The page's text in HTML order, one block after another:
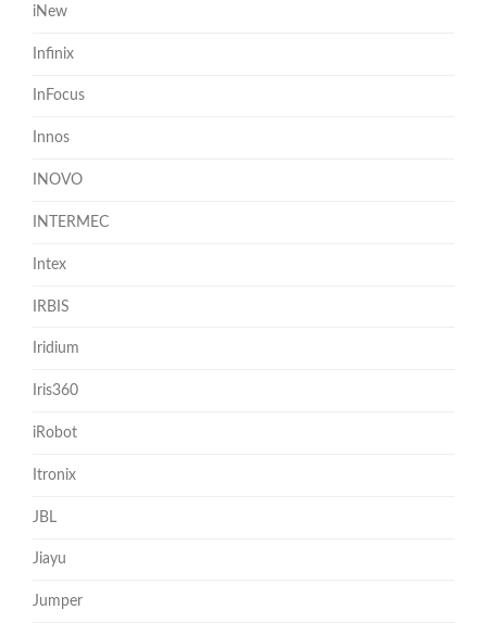
iNew
Infinix
InFocus
Innos
INOVO
INTERMEC
Intex
IRBIS
Iridium
Iris360
iRobot
Itronix
JBL
Jiayu
Jumper